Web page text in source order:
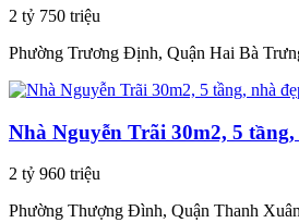
2 tỷ 750 triệu
Phường Trương Định, Quận Hai Bà
Nhà Nguyễn Trãi 30m2, 5
2 tỷ 960 triệu
Phường Thượng Đình, Quận Thanh